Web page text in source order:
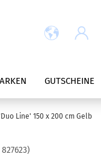
GUTSCHEINE
Line' 150 x 200 cm Gelb
827623)